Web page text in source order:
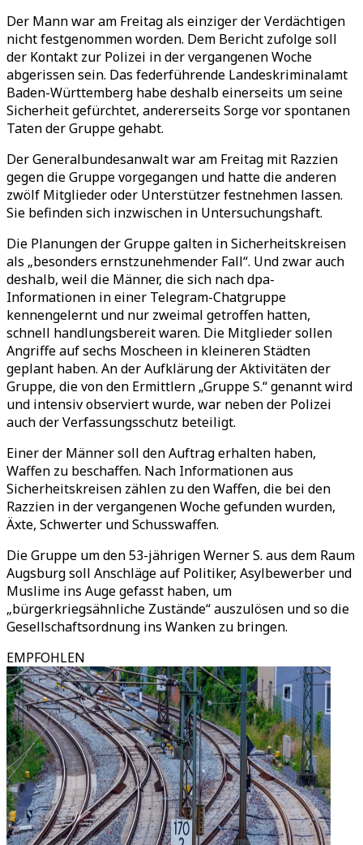
Der Mann war am Freitag als einziger der Verdächtigen
nicht festgenommen worden. Dem Bericht zufolge soll
der Kontakt zur Polizei in der vergangenen Woche
abgerissen sein. Das federführende Landeskriminalamt
Baden-Württemberg habe deshalb einerseits um seine
Sicherheit gefürchtet, andererseits Sorge vor spontanen
Taten der Gruppe gehabt.
Der Generalbundesanwalt war am Freitag mit Razzien
gegen die Gruppe vorgegangen und hatte die anderen
zwölf Mitglieder oder Unterstützer festnehmen lassen.
Sie befinden sich inzwischen in Untersuchungshaft.
Die Planungen der Gruppe galten in Sicherheitskreisen
als „besonders ernstzunehmender Fall“. Und zwar auch
deshalb, weil die Männer, die sich nach dpa-
Informationen in einer Telegram-Chatgruppe
kennengelernt und nur zweimal getroffen hatten,
schnell handlungsbereit waren. Die Mitglieder sollen
Angriffe auf sechs Moscheen in kleineren Städten
geplant haben. An der Aufklärung der Aktivitäten der
Gruppe, die von den Ermittlern „Gruppe S.“ genannt wird
und intensiv observiert wurde, war neben der Polizei
auch der Verfassungsschutz beteiligt.
Einer der Männer soll den Auftrag erhalten haben,
Waffen zu beschaffen. Nach Informationen aus
Sicherheitskreisen zählen zu den Waffen, die bei den
Razzien in der vergangenen Woche gefunden wurden,
Äxte, Schwerter und Schusswaffen.
Die Gruppe um den 53-jährigen Werner S. aus dem Raum
Augsburg soll Anschläge auf Politiker, Asylbewerber und
Muslime ins Auge gefasst haben, um
„bürgerkriegsähnliche Zustände“ auszulösen und so die
Gesellschaftsordnung ins Wanken zu bringen.
EMPFOHLEN